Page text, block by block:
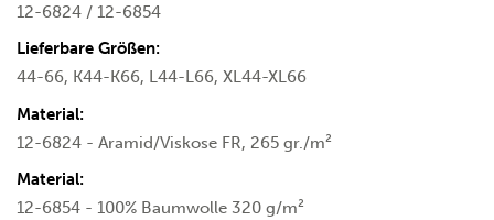
12-6824 / 12-6854
Lieferbare Größen:
44-66, K44-K66, L44-L66, XL44-XL66
Material:
12-6824 - Aramid/Viskose FR, 265 gr./m²
Material:
12-6854 - 100% Baumwolle 320 g/m²